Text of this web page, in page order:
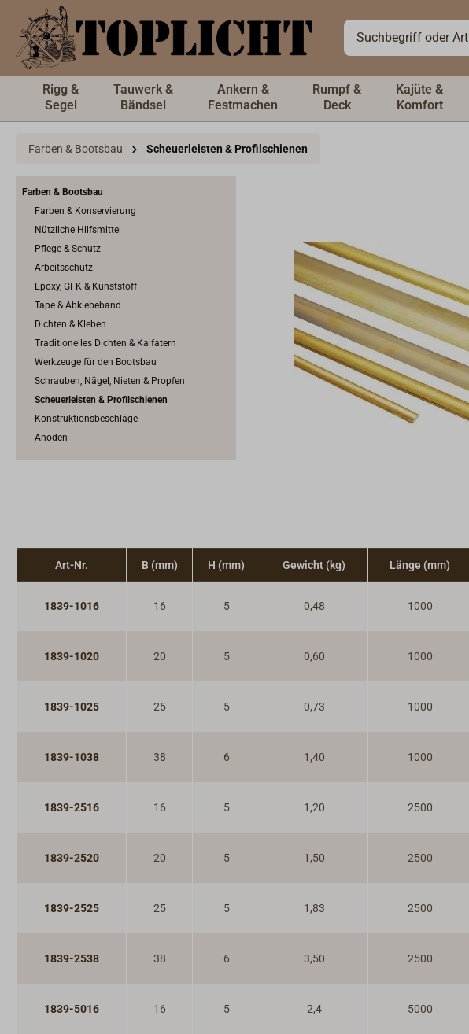
springen
Rigg &
Segel
Tauwerk &
Bändsel
Ankern &
Festmachen
Rumpf &
Deck
Kajüte &
Komfort
Farben & Bootsbau Scheuerleisten & Profilschienen
Farben & Bootsbau
Farben & Konservierung
Nützliche Hilfsmittel
Pflege & Schutz
Arbeitsschutz
Epoxy, GFK & Kunststoff
Tape & Abklebeband
Dichten & Kleben
Traditionelles Dichten & Kalfatern
Werkzeuge für den Bootsbau
Schrauben, Nägel, Nieten & Propfen
Scheuerleisten & Profilschienen
Konstruktionsbeschläge
Anoden
Art-Nr. B (mm) H (mm) Gewicht (kg) Länge (mm)
1839-1016 16 5 0,48 1000
1839-1020 20 5 0,60 1000
1839-1025 25 5 0,73 1000
1839-1038 38 6 1,40 1000
1839-2516 16 5 1,20 2500
1839-2520 20 5 1,50 2500
1839-2525 25 5 1,83 2500
1839-2538 38 6 3,50 2500
1839-5016 16 5 2,4 5000